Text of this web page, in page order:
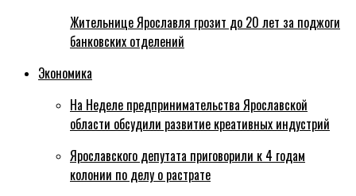
Жительнице Ярославля грозит до 20 лет за поджоги
банковских отделений
Экономика
На Неделе предпринимательства Ярославской
области обсудили развитие креативных индустрий
Ярославского депутата приговорили к 4 годам
колонии по делу о растрате